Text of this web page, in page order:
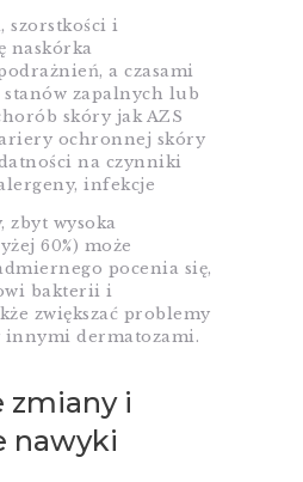
szorstkości i
naskórka
a czasami
stanów zapalnych lub
skóry jak AZS
ochronnej skóry
na czynniki
infekcje​
zbyt wysoka
60%) może
pocenia się,
bakterii i
zwiększać problemy
innymi dermatozami.​
zmiany i
nawyki